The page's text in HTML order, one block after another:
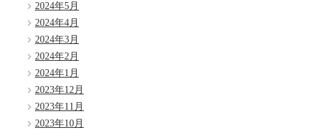
2024年5月
2024年4月
2024年3月
2024年2月
2024年1月
2023年12月
2023年11月
2023年10月